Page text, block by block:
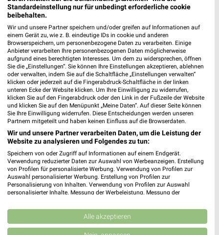
Erlebe mit Lidl und Andre Agassi die neuesten Silvercrest Küchengeräte
17.04.2026
Mit Lidl Plus 3 für 2 - im laut DtGv besten Backshop
10.04.2026
19.03.2026 14.01.2026
Standardeinstellung nur für unbedingt erforderliche cookie
beibehalten.
Wir und unsere Partner speichern und/oder greifen auf Informationen auf
einem Gerät zu, wie z. B. eindeutige IDs in cookie und anderen
Browserspeichern, um personenbezogene Daten zu verarbeiten. Einige
Anbieter verarbeiten Ihre personenbezogenen Daten möglicherweise
aufgrund eines berechtigten Interesses. Um dem zu widersprechen, öffnen
Sie die „Einstellungen“. Sie können Ihre Einstellungen akzeptieren, ablehnen
oder verwalten, indem Sie auf die Schaltfläche „Einstellungen verwalten“
klicken oder jederzeit auf die Fingerabdruck-Schaltfläche in der linken
unteren Ecke der Website klicken. Um Ihre Einwilligung zu widerrufen,
klicken Sie auf den Fingerabdruck oder den Link in der Fußzeile der Website
und klicken Sie auf den Menüpunkt „Meine Daten“. Auf dieser Seite können
Sie Ihre Einwilligung widerrufen. Diese Entscheidungen werden unseren
Partnern mitgeteilt und haben keinen Einfluss auf die Browserdaten.
Wir und unsere Partner verarbeiten Daten, um die Leistung der
Website zu analysieren und Folgendes zu tun:
Speichern von oder Zugriff auf Informationen auf einem Endgerät.
Verwendung reduzierter Daten zur Auswahl von Werbeanzeigen. Erstellung
von Profilen für personalisierte Werbung. Verwendung von Profilen zur
Auswahl personalisierter Werbung. Erstellung von Profilen zur
Personalisierung von Inhalten. Verwendung von Profilen zur Auswahl
personalisierter Inhalte. Messung der Werbeleistung. Messung der
Kombinationen von Daten aus verschiedenen Quellen. Entwicklung und
Verbesserung der Angebote. Verwendung reduzierter Daten zur Auswahl
von Inhalten.
Daten können außerhalb der Europäischen Union weitergegeben und in die
Alle akzeptieren